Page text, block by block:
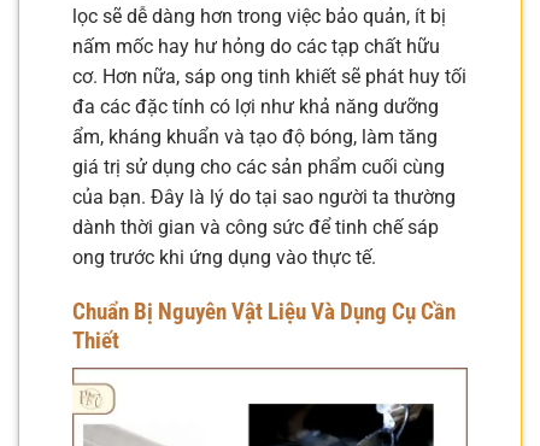
lọc sẽ dễ dàng hơn trong việc bảo quản, ít bị
nấm mốc hay hư hỏng do các tạp chất hữu
cơ. Hơn nữa, sáp ong tinh khiết sẽ phát huy tối
đa các đặc tính có lợi như khả năng dưỡng
ẩm, kháng khuẩn và tạo độ bóng, làm tăng
giá trị sử dụng cho các sản phẩm cuối cùng
của bạn. Đây là lý do tại sao người ta thường
dành thời gian và công sức để tinh chế sáp
ong trước khi ứng dụng vào thực tế.
Chuẩn Bị Nguyên Vật Liệu Và Dụng Cụ Cần
Thiết